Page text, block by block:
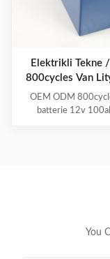
Elektrikli Tekne
800cycles Van
OEM ODM
batterie 12v
Weight/power ratio -
to achieve the same
You